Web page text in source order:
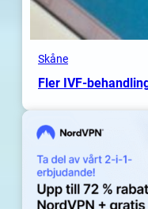
Skåne
Fler IVF-